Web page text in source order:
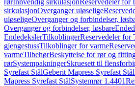
rørInnvendig sirkulasjonReservedeler for
sirkulasjonOverganger uløselige
uløseligeOverganger og forbindelser,
Overganger og forbindelser, løsbare
EndedekslerTilkoblingerReservedeler for
gjengestussTilkoblinger for varme
varmeTilbehørBeskyttelse for rør og
rørSystempakningerSkruesett til
Syrefast StålGeberit Mapress Syrefast Stål
Mapress Syrefast StålSystemrør 1.4401